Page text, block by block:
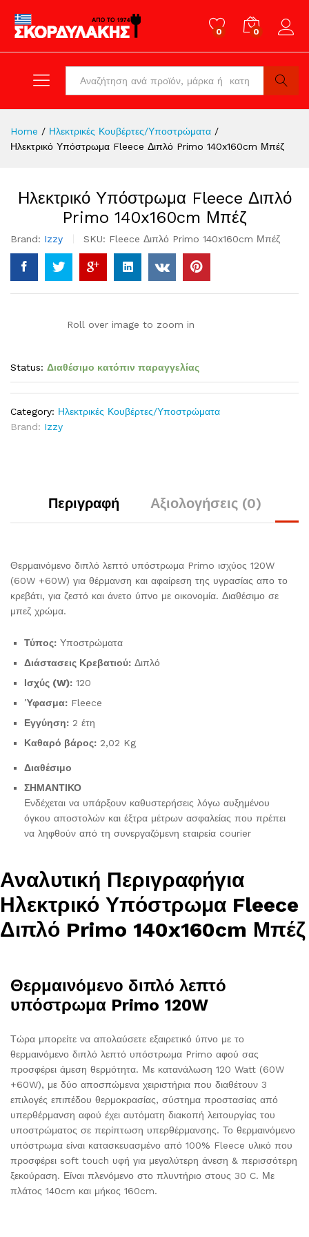
0 0
Search
Home / Ηλεκτρικές Κουβέρτες/Υποστρώματα /
Ηλεκτρικό Υπόστρωμα Fleece Διπλό Primo 140x160cm Μπέζ
Ηλεκτρικό Υπόστρωμα Fleece Διπλό
Primo 140x160cm Μπέζ
Brand: Izzy SKU: Fleece Διπλό Primo 140x160cm Μπέζ
Roll over image to zoom in
Status: Διαθέσιμο κατόπιν παραγγελίας
Category: Ηλεκτρικές Κουβέρτες/Υποστρώματα
Brand: Izzy
Περιγραφή Αξιολογήσεις (0)
Θερμαινόμενο διπλό λεπτό υπόστρωμα Primo ισχύος 120W
(60W +60W) για θέρμανση και αφαίρεση της υγρασίας απο το
κρεβάτι, για ζεστό και άνετο ύπνο με οικονομία. Διαθέσιμο σε
μπεζ χρώμα.
Τύπος: Υποστρώματα
Διάστασεις Κρεβατιού: Διπλό
Ισχύς (W): 120
Ύφασμα: Fleece
Εγγύηση: 2 έτη
Καθαρό βάρος: 2,02 Kg
Διαθέσιμο
ΣΗΜΑΝΤΙΚΟ
Ενδέχεται να υπάρξουν καθυστερήσεις λόγω αυξημένου
όγκου αποστολών και έξτρα μέτρων ασφαλείας που πρέπει
να ληφθούν από τη συνεργαζόμενη εταιρεία courier
Αναλυτική Περιγραφήγια
Ηλεκτρικό Υπόστρωμα Fleece
Διπλό Primo 140x160cm Μπέζ
Θερμαινόμενο διπλό λεπτό
υπόστρωμα Primo 120W
Τώρα μπορείτε να απολαύσετε εξαιρετικό ύπνο με το
θερμαινόμενο διπλό λεπτό υπόστρωμα Primo αφού σας
προσφέρει άμεση θερμότητα. Με κατανάλωση 120 Watt (60W
+60W), με δύο αποσπώμενα χειριστήρια που διαθέτουν 3
επιλογές επιπέδου θερμοκρασίας, σύστημα προστασίας από
υπερθέρμανση αφού έχει αυτόματη διακοπή λειτουργίας του
υποστρώματος σε περίπτωση υπερθέρμανσης. Το θερμαινόμενο
υπόστρωμα είναι κατασκευασμένο από 100% Fleece υλικό που
προσφέρει soft touch υφή για μεγαλύτερη άνεση & περισσότερη
ξεκούραση. Είναι πλενόμενο στο πλυντήριο στους 30 C. Με
πλάτος 140cm και μήκος 160cm.